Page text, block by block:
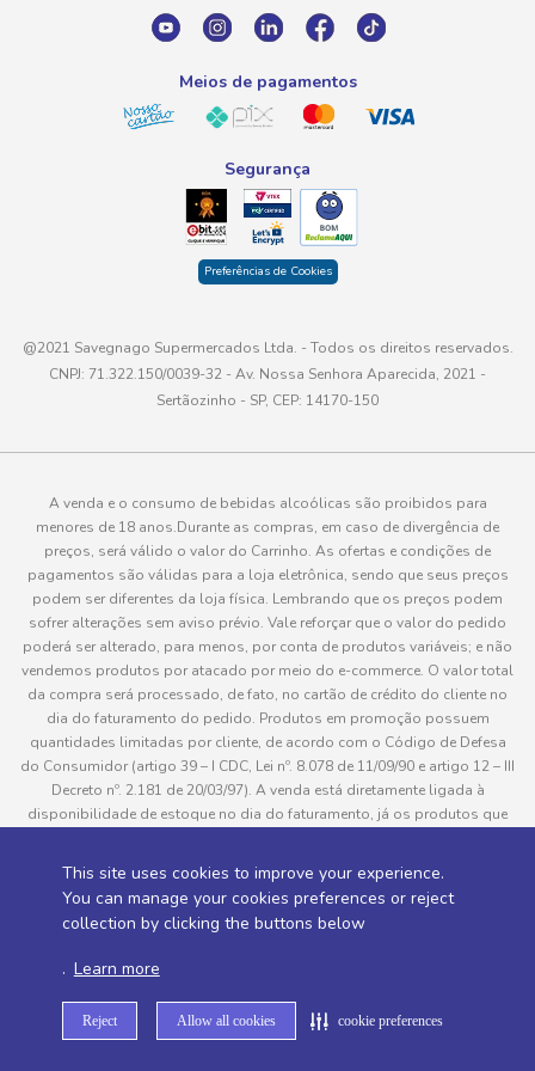
This site uses cookies to improve your experience.
You can manage your cookies preferences or reject
collection by clicking the buttons below
. Learn more
Reject Allow all cookies cookie preferences
atendimento@savegnago.com.br
Meios de pagamentos
Segurança
Preferências de Cookies
@2021 Savegnago Supermercados Ltda. - Todos os direitos reservados.
CNPJ: 71.322.150/0039-32 - Av. Nossa Senhora Aparecida, 2021 -
Sertãozinho - SP, CEP: 14170-150
A venda e o consumo de bebidas alcoólicas são proibidos para
menores de 18 anos.Durante as compras, em caso de divergência de
preços, será válido o valor do Carrinho. As ofertas e condições de
pagamentos são válidas para a loja eletrônica, sendo que seus preços
podem ser diferentes da loja física. Lembrando que os preços podem
sofrer alterações sem aviso prévio. Vale reforçar que o valor do pedido
poderá ser alterado, para menos, por conta de produtos variáveis; e não
vendemos produtos por atacado por meio do e-commerce. O valor total
da compra será processado, de fato, no cartão de crédito do cliente no
dia do faturamento do pedido. Produtos em promoção possuem
quantidades limitadas por cliente, de acordo com o Código de Defesa
do Consumidor (artigo 39 – I CDC, Lei nº. 8.078 de 11/09/90 e artigo 12 – III
Decreto nº. 2.181 de 20/03/97). A venda está diretamente ligada à
disponibilidade de estoque no dia do faturamento, já os produtos que
pedido do cliente, este não será entregue e o valor do item não será
cobrado. As fotos dos produtos no site são ilustrativas, podendo haver
divergência com o produto real e todos os pedidos estão sujeitos à
consultadas em “Política de Entregas”
Desenvolvido por